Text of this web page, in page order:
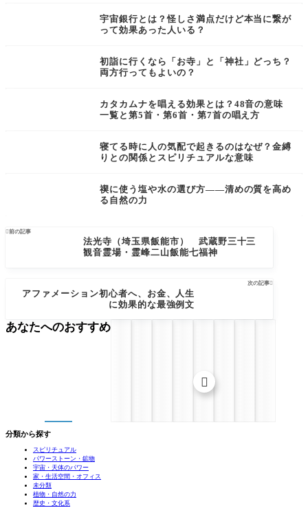
宇宙銀行とは？怪しさ満点だけど本当に繋が
って効果あった人いる？
初詣に行くなら「お寺」と「神社」どっち？
両方行ってもよいの？
カタカムナを唱える効果とは？48音の意味
一覧と第5首・第6首・第7首の唱え方
寝てる時に人の気配で起きるのはなぜ？金縛
りとの関係とスピリチュアルな意味
禊に使う塩や水の選び方――清めの質を高め
る自然の力
前の記事
法光寺（埼玉県飯能市） 武蔵野三十三
観音霊場・霊峰二山飯能七福神
次の記事
アファメーション初心者へ、お金、人生
に効果的な最強例文
分類から探す
スピリチュアル
パワーストーン・鉱物
宇宙・天体のパワー
家・生活空間・オフィス
未分類
植物・自然の力
歴史・文化系
あなたへのおすすめ
